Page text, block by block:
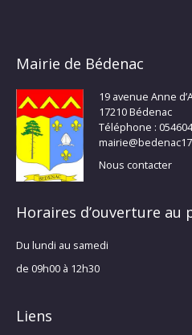
Mairie de Bédenac
19 avenue Anne
17210 Bédenac
Téléphone :
Nous contacter
Horaires d’ouverture au
Du lundi au samedi
de 09h00 à 12h30
Liens